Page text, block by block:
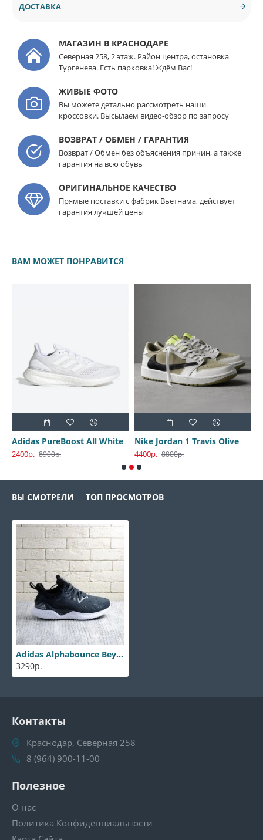
ДОСТАВКА
МАГАЗИН В КРАСНОДАРЕ
Северная 258, 2 этаж. Район центра, остановка
Тургенева. Есть парковка! Ждём Вас!
ЖИВЫЕ ФОТО
Вы можете детально рассмотреть наши
кроссовки. Высылаем видео-обзор по запросу
ВОЗВРАТ / ОБМЕН / ГАРАНТИЯ
Возврат / Обмен без объяснения причин, а также
гарантия на всю обувь
ОРИГИНАЛЬНОЕ КАЧЕСТВО
Прямые поставки с фабрик Вьетнама, действует
гарантия лучшей цены
ВАМ МОЖЕТ ПОНРАВИТСЯ
Adidas PureBoost All White
2400р. 8900р.
Nike Jordan 1 Travis Olive
4400р. 8800р.
ВЫ СМОТРЕЛИ ТОП ПРОСМОТРОВ
Adidas Alphabounce Beyond Grey
3290р.
Контакты
Краснодар, Северная 258
8 (964) 900-11-00
Полезное
О нас
Политика Конфиденциальности